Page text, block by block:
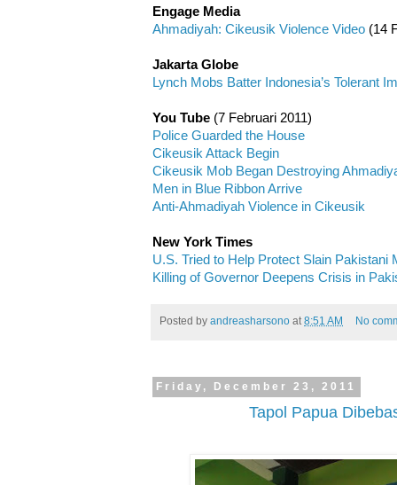
Engage Media
Ahmadiyah: Cikeusik Violence Video (14
Jakarta Globe
Lynch Mobs Batter Indonesia’s Tolerant
You Tube (7 Februari 2011)
Police Guarded the House
Cikeusik Attack Begin
Cikeusik Mob Began Destroying
Men in Blue Ribbon Arrive
Anti-Ahmadiyah Violence in Cikeusik
New York Times
U.S. Tried to Help Protect Slain Pakistani
Killing of Governor Deepens Crisis in
Posted by andreasharsono at8:51 AM No
Friday, December 23, 2011
Tapol Papua